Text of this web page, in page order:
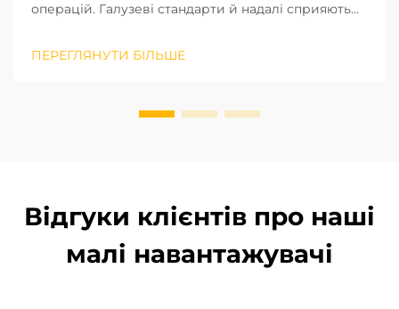
операцій. Галузеві стандарти й надалі сприяють
іонними акумуляторами швидко заряджаються та
ПЕРЕГЛЯНУТИ БІЛЬШЕ
Відгуки клієнтів про наші
малі навантажувачі